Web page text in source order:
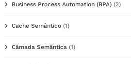
Business Process Automation (BPA) (2)
Cache Semântico (1)
Câmada Semântica (1)